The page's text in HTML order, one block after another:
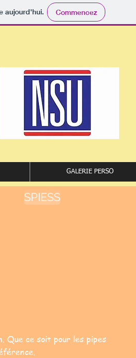
aujourd'hui. Commencez
GALERIE PERSO
SPIESS
Que ce soit pour les pipes